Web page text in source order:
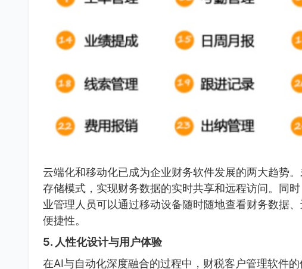
云端化和移动化已成为企业财务软件发展的两大趋势
存储模式，实现财务数据的实时共享和远程访问。同
业管理人员可以通过移动设备随时随地查看财务数据
便捷性。
5. 人性化设计与用户体验
在AI与自动化深度融合的过程中，财税客户管理软件